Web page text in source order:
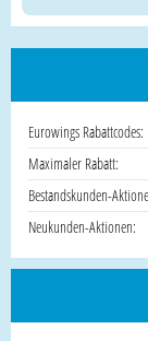
Eurowings Rabattcodes:
Maximaler Rabatt:
Bestandskunden-
Neukunden-Aktionen: